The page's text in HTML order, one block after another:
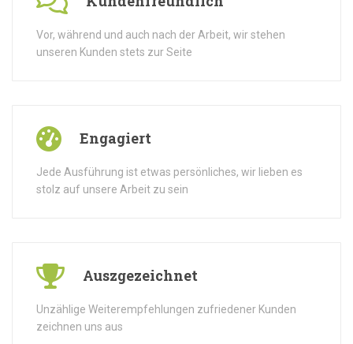
Vor, während und auch nach der Arbeit, wir stehen
unseren Kunden stets zur Seite
Engagiert
Jede Ausführung ist etwas persönliches, wir lieben es
stolz auf unsere Arbeit zu sein
Auszgezeichnet
Unzählige Weiterempfehlungen zufriedener Kunden
zeichnen uns aus